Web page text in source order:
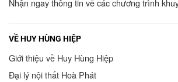
VỀ HUY HÙNG HIỆP
Giới thiệu về Huy Hùng Hiệp
Đại lý nội thất Hoà Phát